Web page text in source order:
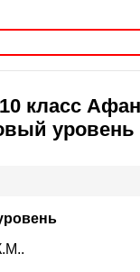
класс
уровень